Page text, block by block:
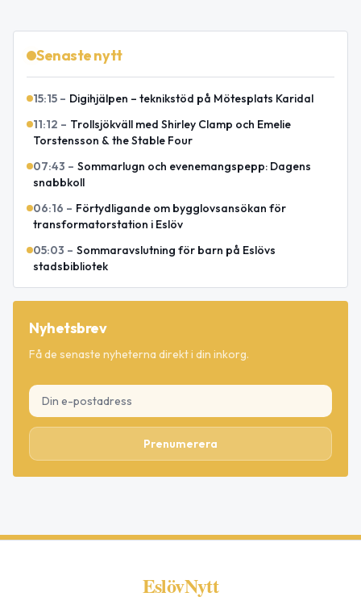
Senaste nytt
15:15 – Digihjälpen – teknikstöd på Mötesplats Karidal
11:12 – Trollsjökväll med Shirley Clamp och Emelie
Torstensson & the Stable Four
07:43 – Sommarlugn och evenemangspepp: Dagens
snabbkoll
06:16 – Förtydligande om bygglovsansökan för
transformatorstation i Eslöv
05:03 – Sommaravslutning för barn på Eslövs
stadsbibliotek
Nyhetsbrev
Få de senaste nyheterna direkt i din inkorg.
Prenumerera
EslövNytt